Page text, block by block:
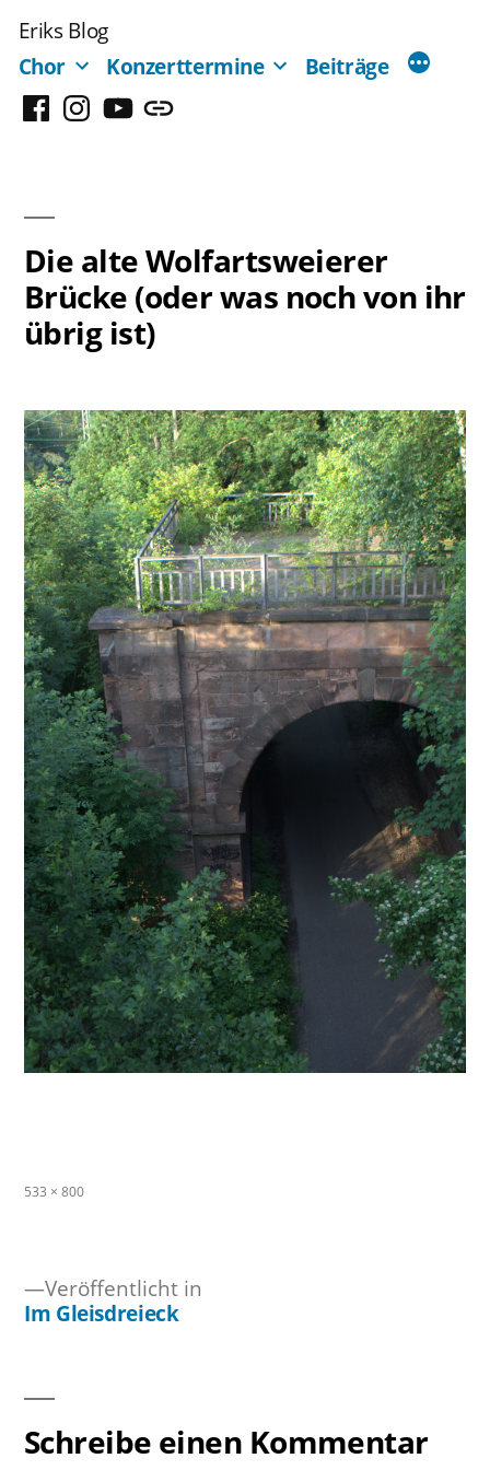
Inhalt
springen
Eriks Blog
Chor
Konzerttermine Beiträge
FacebookInstagram
YouTubeMastodon
Die alte Wolfartsweierer
Brücke (oder was noch von ihr
übrig ist)
Originalgröße
533 × 800
Veröffentlicht in
Im Gleisdreieck
Schreibe einen Kommentar